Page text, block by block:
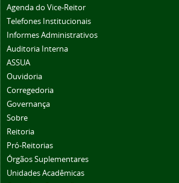
Agenda do Vice-Reitor
Telefones Institucionais
Informes Administrativos
Auditoria Interna
ASSUA
Ouvidoria
Corregedoria
Governança
Sobre
Reitoria
Pró-Reitorias
Órgãos Suplementares
Unidades Acadêmicas